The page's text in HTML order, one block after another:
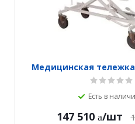
Медицинская
Есть в
147 510 /шт